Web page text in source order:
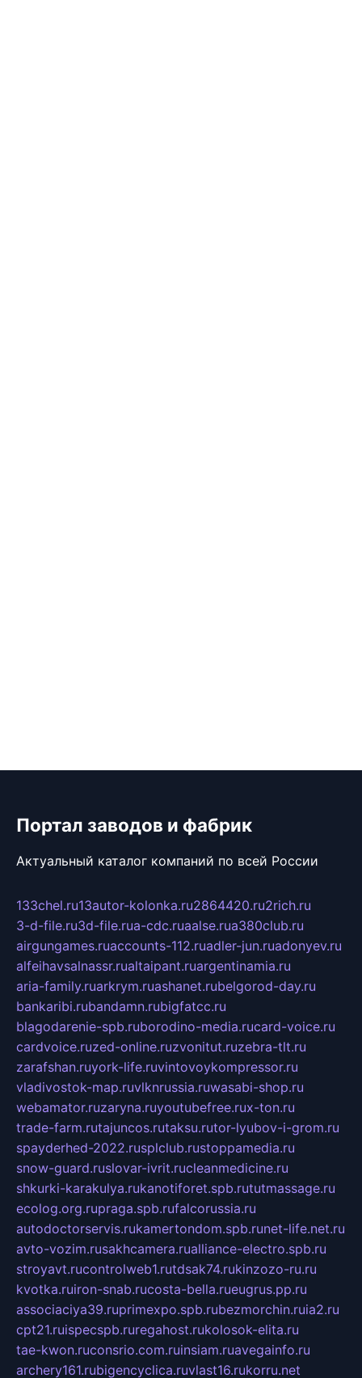
Портал заводов и фабрик
Актуальный каталог компаний по всей России
133chel.ru13autor-kolonka.ru2864420.ru2rich.ru
3-d-file.ru3d-file.rua-cdc.ruaalse.rua380club.ru
airgungames.ruaccounts-112.ruadler-jun.ruadonyev.ru
alfeihavsalnassr.rualtaipant.ruargentinamia.ru
aria-family.ruarkrym.ruashanet.rubelgorod-day.ru
bankaribi.rubandamn.rubigfatcc.ru
blagodarenie-spb.ruborodino-media.rucard-voice.ru
cardvoice.ruzed-online.ruzvonitut.ruzebra-tlt.ru
zarafshan.ruyork-life.ruvintovoykompressor.ru
vladivostok-map.ruvlknrussia.ruwasabi-shop.ru
webamator.ruzaryna.ruyoutubefree.rux-ton.ru
trade-farm.rutajuncos.rutaksu.rutor-lyubov-i-grom.ru
spayderhed-2022.rusplclub.rustoppamedia.ru
snow-guard.ruslovar-ivrit.rucleanmedicine.ru
shkurki-karakulya.rukanotiforet.spb.rututmassage.ru
ecolog.org.rupraga.spb.rufalcorussia.ru
autodoctorservis.rukamertondom.spb.runet-life.net.ru
avto-vozim.rusakhcamera.rualliance-electro.spb.ru
stroyavt.rucontrolweb1.rutdsak74.rukinzozo-ru.ru
kvotka.ruiron-snab.rucosta-bella.rueugrus.pp.ru
associaciya39.ruprimexpo.spb.rubezmorchin.ruia2.ru
cpt21.ruispecspb.ruregahost.rukolosok-elita.ru
tae-kwon.ruconsrio.com.ruinsiam.ruavegainfo.ru
archery161.rubigencyclica.ruvlast16.rukorru.net